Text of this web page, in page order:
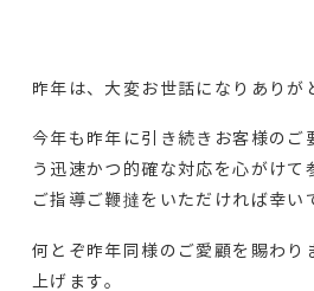
昨年は、大変お世話になりありが
今年も昨年に引き続きお客様のご
う迅速かつ的確な対応を心がけて
ご指導ご鞭撻をいただければ幸い
何とぞ昨年同様のご愛顧を賜わり
上げます。